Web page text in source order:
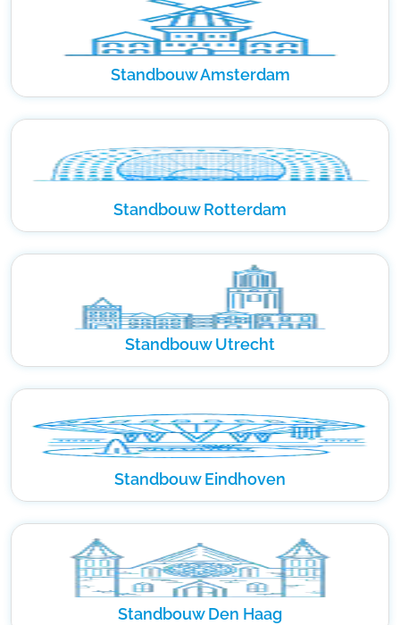
Standbouw Amsterdam
Standbouw Rotterdam
Standbouw Utrecht
Standbouw Eindhoven
Standbouw Den Haag